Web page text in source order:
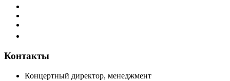
Контакты
Концертный директор, менеджмент